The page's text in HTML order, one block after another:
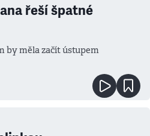
řeší špatné
by měla začít ústupem